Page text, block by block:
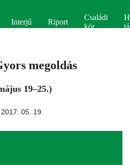
Interjú Riport
Családi
kör
megoldás
19–25.)
2017. 05. 19.